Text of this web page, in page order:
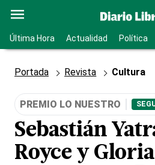
Última Hora Actualidad Política
Portada Revista Cultura
PREMIO LO NUESTRO
Sebastián
Royce y